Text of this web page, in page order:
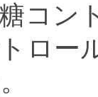
コン
ロー